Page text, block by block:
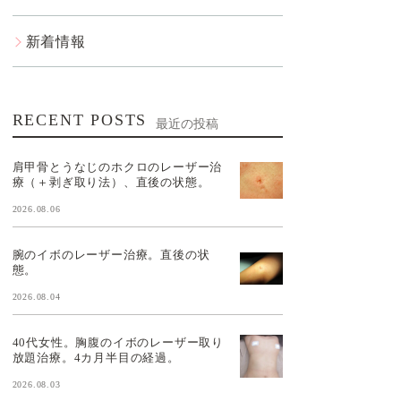
新着情報
RECENT POSTS 最近の投稿
肩甲骨とうなじのホクロのレーザー治
療（＋剥ぎ取り法）、直後の状態。
2026.08.06
腕のイボのレーザー治療。直後の状
態。
2026.08.04
40代女性。胸腹のイボのレーザー取り
放題治療。4カ月半目の経過。
2026.08.03